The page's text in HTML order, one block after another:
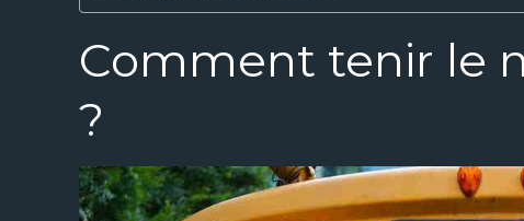
Comment tenir le
?